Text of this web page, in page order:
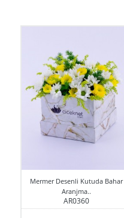
Mermer Desenli Kutuda Bahar
Aranjma..
AR0360